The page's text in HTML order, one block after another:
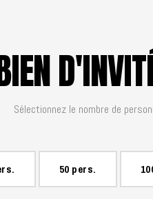
Sélectionnez le nombre de
50 pers.